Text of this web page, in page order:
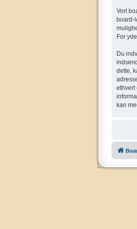
Vort
board-
For
Du
dette,
ethvert
kan